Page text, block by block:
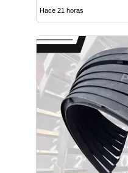
Hace 21 horas